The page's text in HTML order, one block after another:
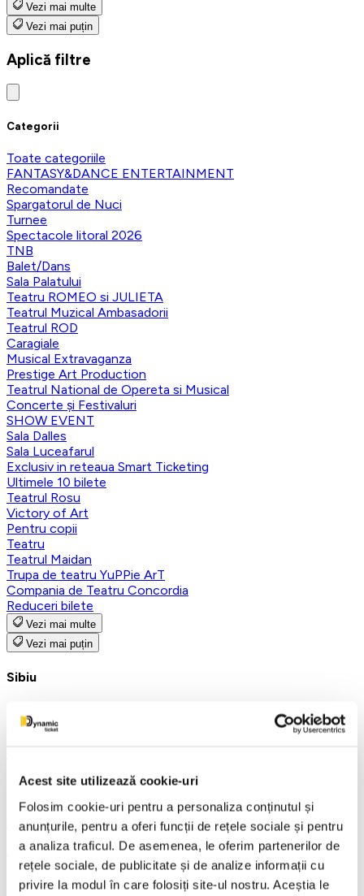
Acest site utilizează cookie-uri
Folosim cookie-uri pentru a personaliza conținutul și
anunțurile, pentru a oferi funcții de rețele sociale și pentru
a analiza traficul. De asemenea, le oferim partenerilor de
rețele sociale, de publicitate și de analize informații cu
privire la modul în care folosiți site-ul nostru. Aceștia le
Vezi mai multe
Vezi mai puțin
Aplică filtre
Categorii
Toate categoriile
FANTASY&DANCE ENTERTAINMENT
Recomandate
Spargatorul de Nuci
Turnee
Spectacole litoral 2026
TNB
Balet/Dans
Sala Palatului
Teatru ROMEO si JULIETA
Teatrul Muzical Ambasadorii
Teatrul ROD
Caragiale
Musical Extravaganza
Prestige Art Production
Teatrul National de Opereta si Musical
Concerte și Festivaluri
SHOW EVENT
Sala Dalles
Sala Luceafarul
Exclusiv in reteaua Smart Ticketing
Ultimele 10 bilete
Teatrul Rosu
Victory of Art
Pentru copii
Teatru
Teatrul Maidan
Trupa de teatru YuPPie ArT
Compania de Teatru Concordia
Reduceri bilete
Vezi mai multe
Vezi mai puțin
Sibiu
20 septembrie 2026, ora 19:00
25 septembrie 2026, ora 19:00
Despartiti din dragoste - Sibiu